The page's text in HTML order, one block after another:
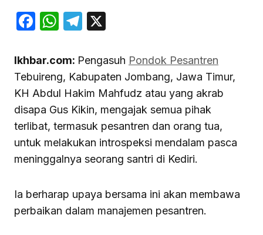
Facebook
WhatsApp
Telegram
Ikhbar.com: Pengasuh Pondok Pesantren
Tebuireng, Kabupaten Jombang, Jawa Timur,
KH Abdul Hakim Mahfudz atau yang akrab
disapa Gus Kikin, mengajak semua pihak
terlibat, termasuk pesantren dan orang tua,
untuk melakukan introspeksi mendalam pasca
meninggalnya seorang santri di Kediri.
Ia berharap upaya bersama ini akan membawa
perbaikan dalam manajemen pesantren.